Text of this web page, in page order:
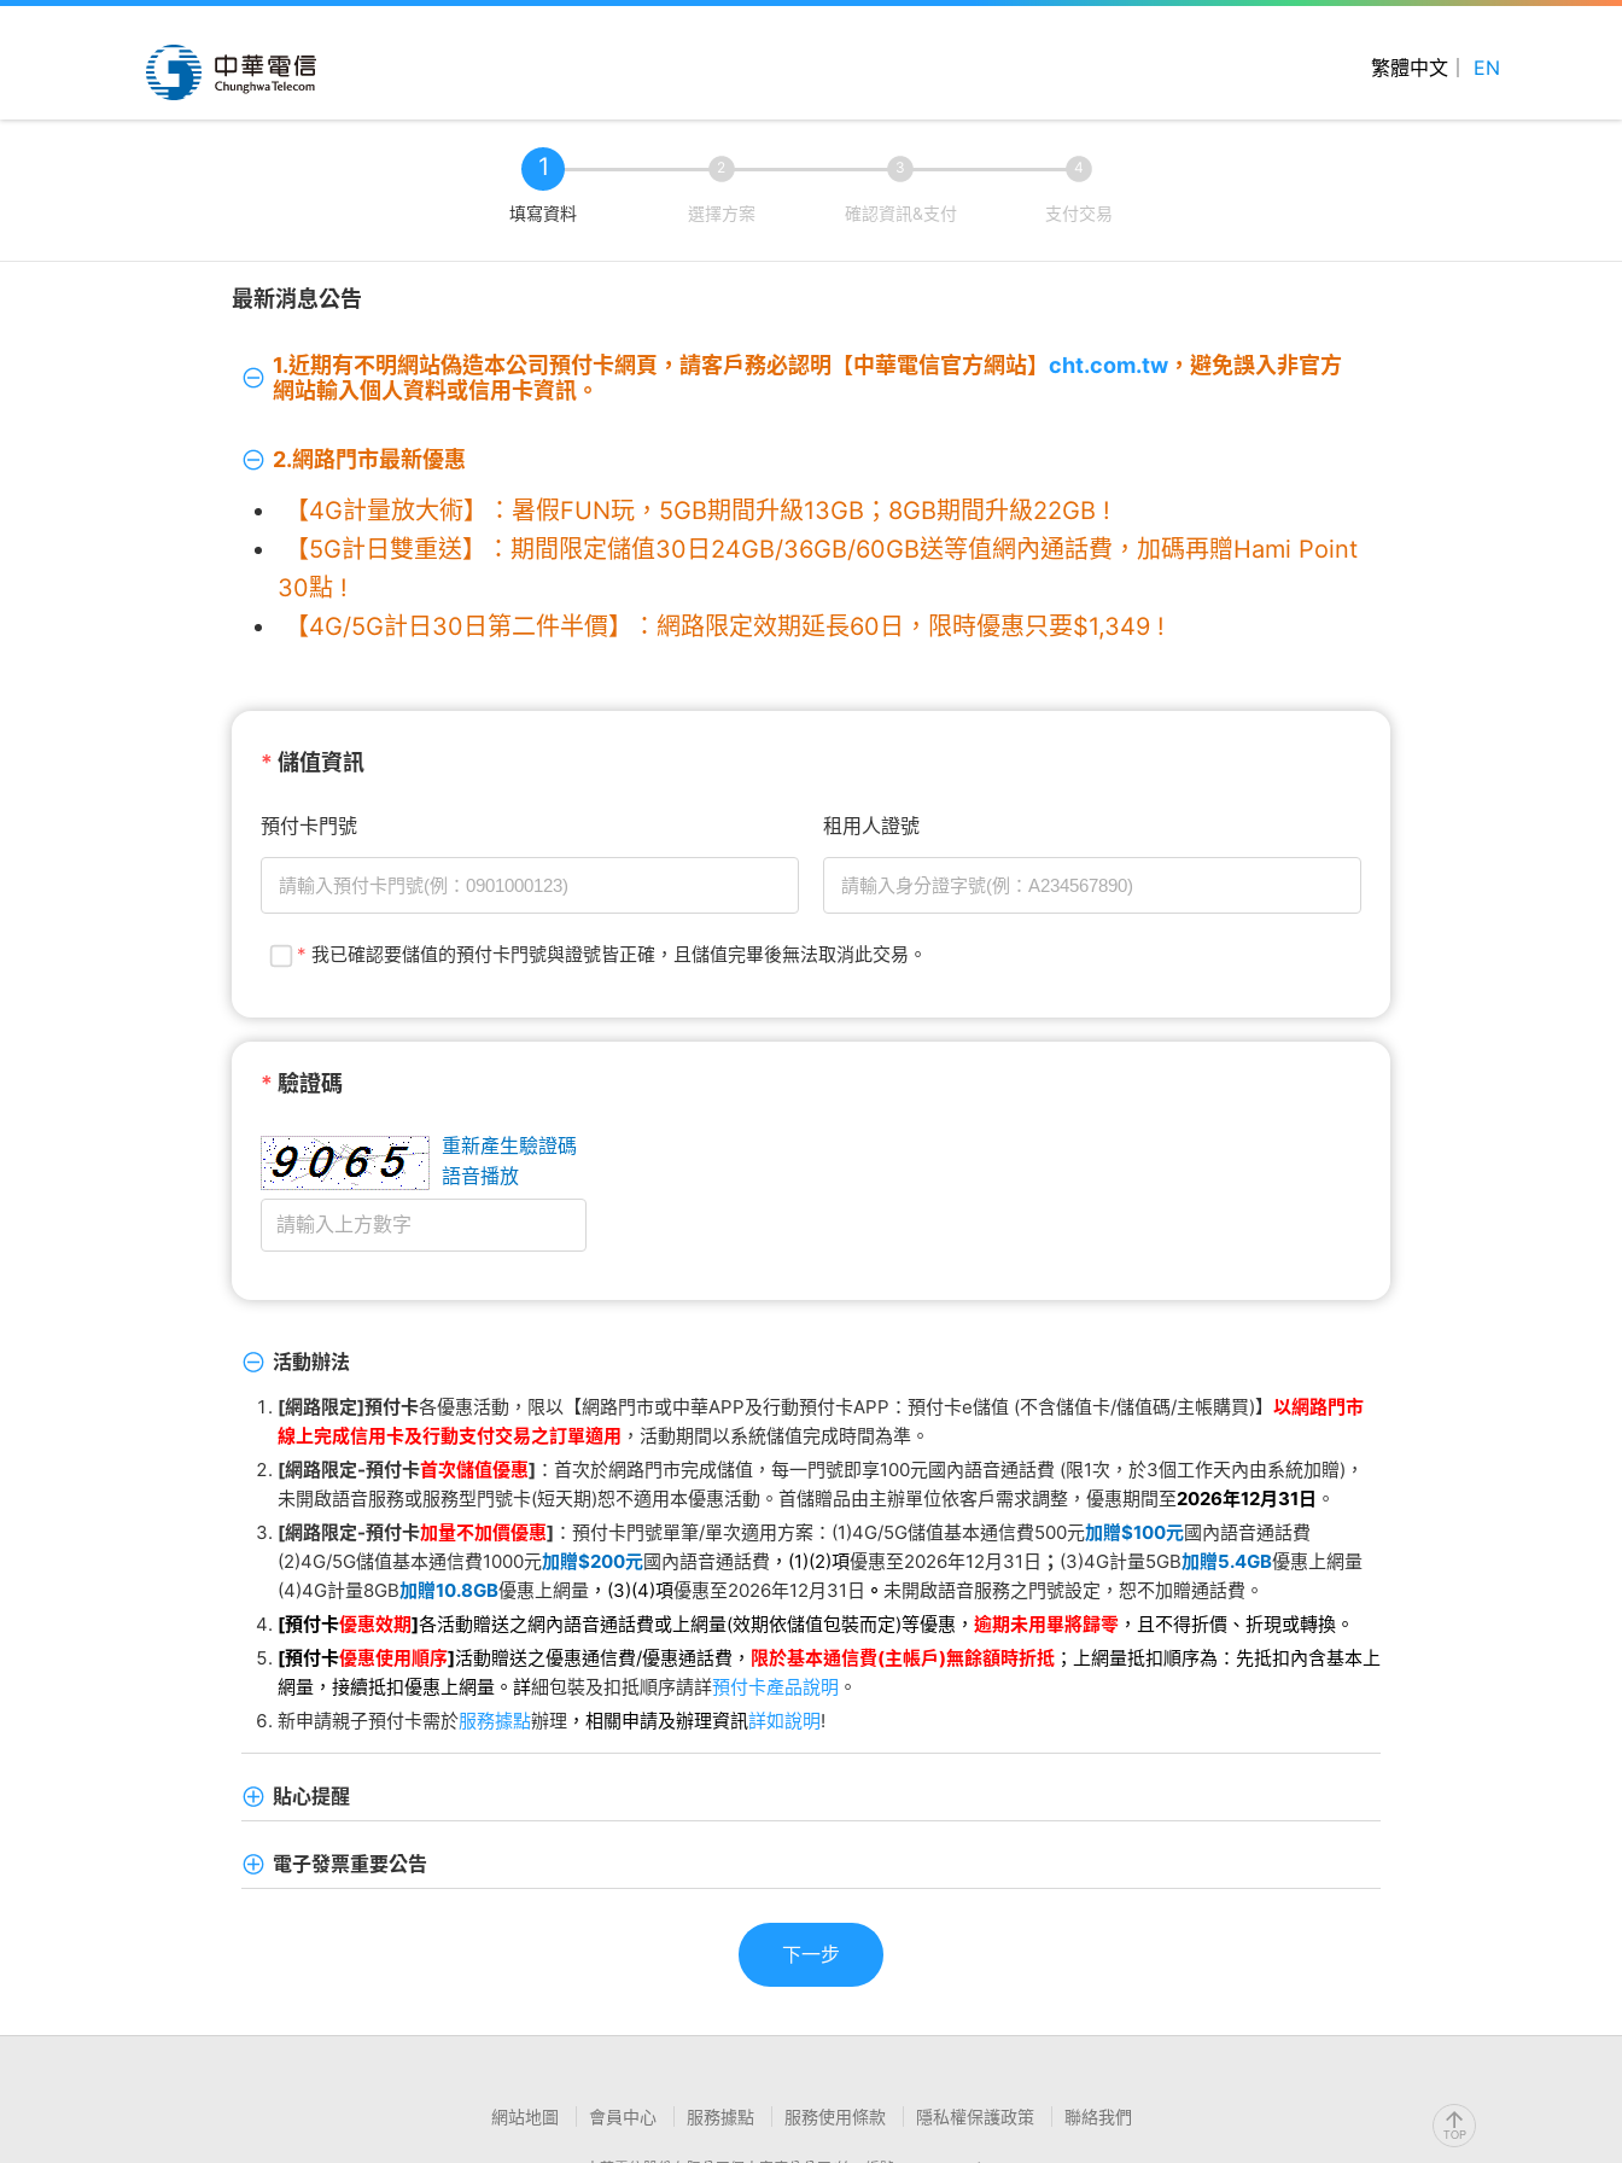
繁體中文 EN
1
填寫資料
2
選擇方案
3
確認資訊&支付
4
支付交易
最新消息公告
1.近期有不明網站偽造本公司預付卡網頁，請客戶務必認明【中華電信官方網站】 cht.com.tw ，避免誤入非官方
網站輸入個人資料或信用卡資訊。
2.網路門市最新優惠
【4G計量放大術】：暑假FUN玩，5GB期間升級13GB；8GB期間升級22GB !
【5G計日雙重送】：期間限定儲值30日24GB/36GB/60GB送等值網內通話費，加碼再贈Hami Point
30點 !
【4G/5G計日30日第二件半價】：網路限定效期延長60日，限時優惠只要$1,349 !
* 儲值資訊
預付卡門號 租用人證號
* 我已確認要儲值的預付卡門號與證號皆正確，且儲值完畢後無法取消此交易。
* 驗證碼
重新產生驗證碼
語音播放
活動辦法
[網路限定]預付卡各優惠活動，限以【網路門市或中華APP及行動預付卡APP：預付卡e儲值 (不含儲值卡/儲值碼/主帳購買)】 以網路門市
線上完成信用卡及行動支付交易之訂單適用 ，活動期間以系統儲值完成時間為準。
[網路限定-預付卡首次儲值優惠] ：首次於網路門市完成儲值，每一門號即享100元國內語音通話費 (限1次，於3個工作天內由系統加贈)，
未開啟語音服務或服務型門號卡(短天期)恕不適用本優惠活動。首儲贈品由主辦單位依客戶需求調整，優惠期間至2026年12月31日 。
[網路限定-預付卡加量不加價優惠] ：預付卡門號單筆/單次適用方案：(1)4G/5G儲值基本通信費500元加贈$100元國內語音通話費
(2)4G/5G儲值基本通信費1000元加贈$200元國內語音通話費 ，(1)(2)項優惠至2026年12月31日 ； (3)4G計量5GB加贈5.4GB優惠上網量
(4)4G計量8GB加贈10.8GB優惠上網量 ，(3)(4)項優惠至2026年12月31日 。 未開啟語音服務之門號設定，恕不加贈通話費。
[預付卡優惠效期]各活動贈送之網內語音通話費或上網量(效期依儲值包裝而定)等優惠 ， 逾期未用畢將歸零 ，且不得折價、折現或轉換。
[預付卡優惠使用順序]活動贈送之優惠通信費/優惠通話費， 限於基本通信費(主帳戶)無餘額時折抵 ；上網量抵扣順序為：先抵扣內含基本上
網量，接續抵扣優惠上網量。 詳細包裝及扣抵順序請詳預付卡產品說明 。
新申請親子預付卡需於服務據點辦理 ，相關申請及辦理資訊詳如說明!
貼心提醒
電子發票重要公告
下一步
網站地圖 會員中心 服務據點 服務使用條款 隱私權保護政策 聯絡我們